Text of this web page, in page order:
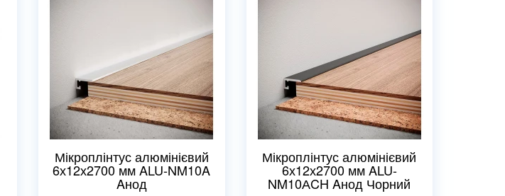
Мікроплінтус алюмінієвий
6х12х2700 мм ALU-NM10A
Aнод
Мікроплінтус алюмінієвий
6х12х2700 мм ALU-
NM10АCH Aнод Чорний